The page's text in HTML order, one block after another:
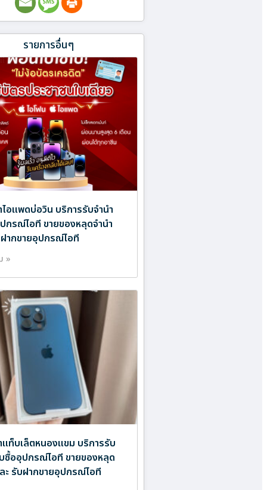
รายการอื่นๆ
ไอแพดบ่อวิน บริการรับจำนำ
กรณ์ไอที ขายของหลุดจำนำ
ากขายอุปกรณ์ไอที
»
แท็บเล็ตหนองแขม บริการรับ
ซื้ออุปกรณ์ไอที ขายของหลุด
ะ รับฝากขายอุปกรณ์ไอที